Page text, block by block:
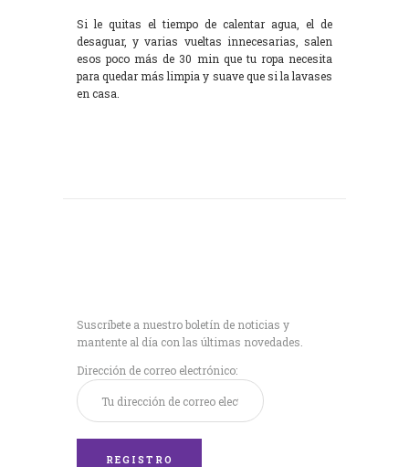
Si le quitas el tiempo de calentar agua, el de
desaguar, y varias vueltas innecesarias, salen
esos poco más de 30 min que tu ropa necesita
para quedar más limpia y suave que si la lavases
en casa.
Suscríbete a nuestro boletín de noticias y
mantente al día con las últimas novedades.
Dirección de correo electrónico: